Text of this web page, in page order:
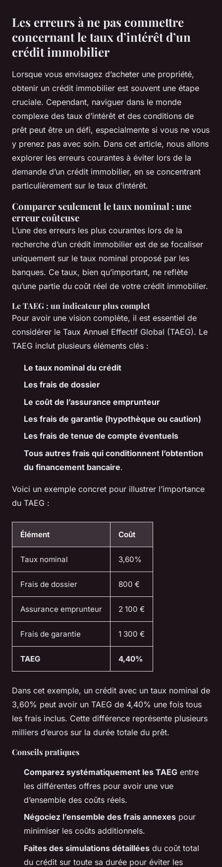
Les erreurs à ne pas commettre
concernant le taux d’intérêt d’un
crédit immobilier
Lorsque vous envisagez d’acheter une propriété,
obtenir un crédit immobilier est souvent une étape
cruciale. Cependant, naviguer dans le monde
complexe des taux d’intérêt et des conditions de
prêt peut être un défi, especialmente si vous ne vous
y prenez pas avec soin. Dans cet article, nous allons
explorer les erreurs courantes à éviter lors de la
demande d’un crédit immobilier, en se concentrant
particulièrement sur le taux d’intérêt.
Comparer seulement le taux nominal : une
erreur coûteuse
L’une des erreurs les plus courantes lors de la
recherche d’un crédit immobilier est de se focaliser
uniquement sur le taux nominal proposé par les
banques. Ce taux, bien qu’important, ne reflète
qu’une partie du coût réel de votre crédit immobilier.
Le TAEG : un indicateur plus complet
Pour avoir une vision complète, il est essentiel de
considérer le Taux Annuel Effectif Global (TAEG). Le
TAEG inclut plusieurs éléments clés :
Le taux nominal du crédit
Les frais de dossier
Le coût de l’assurance emprunteur
Les frais de garantie (hypothèque ou caution)
Les frais de tenue de compte éventuels
Tous autres frais qui conditionnent l’obtention
du financement bancaire.
Voici un exemple concret pour illustrer l’importance
du TAEG :
Élément Coût
Taux nominal 3,60%
Frais de dossier 800 €
Assurance emprunteur 2 100 €
Frais de garantie 1 300 €
TAEG 4,40%
Dans cet exemple, un crédit avec un taux nominal de
3,60% peut avoir un TAEG de 4,40% une fois tous
les frais inclus. Cette différence représente plusieurs
milliers d’euros sur la durée totale du prêt.
Conseils pratiques
Comparez systématiquement les TAEG entre
les différentes offres pour avoir une vue
d’ensemble des coûts réels.
Négociez l’ensemble des frais annexes pour
minimiser les coûts additionnels.
Faites des simulations détaillées du coût total
du crédit sur toute sa durée pour éviter les